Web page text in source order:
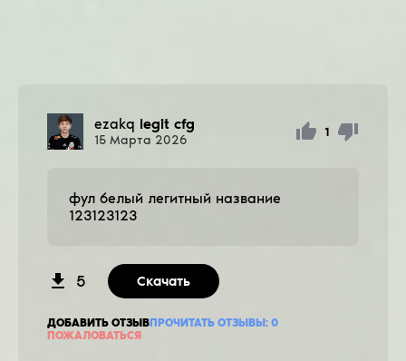
ezakq legit cfg
15 Марта 2026
1
фул белый легитный название
123123123
5 Скачать
ДОБАВИТЬ ОТЗЫВПРОЧИТАТЬ ОТЗЫВЫ: 0
ПОЖАЛОВАТЬСЯ